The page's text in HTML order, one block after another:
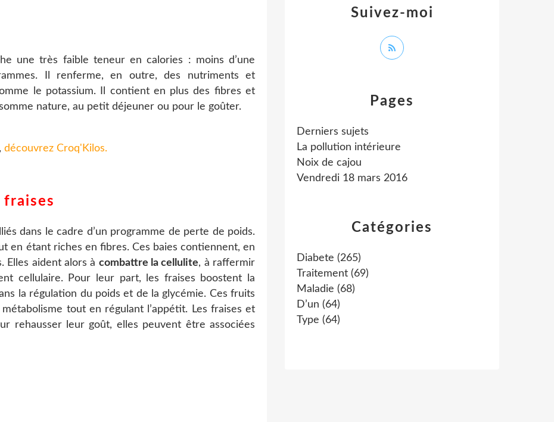
une très faible teneur en calories : moins d’une
Il renferme, en outre, des nutriments et
le potassium. Il contient en plus des fibres et
nature, au petit déjeuner ou pour le goûter.
découvrez Croq'Kilos.
fraises
dans le cadre d’un programme de perte de poids.
en étant riches en fibres. Ces baies contiennent, en
Elles aident alors à combattre la cellulite, à raffermir
cellulaire. Pour leur part, les fraises boostent la
la régulation du poids et de la glycémie. Ces fruits
tout en régulant l’appétit. Les fraises et
rehausser leur goût, elles peuvent être associées
Catégories
Diabete (265)
Traitement (69)
Maladie (68)
D’un (64)
Type (64)
Pages
Derniers sujets
La pollution intérieure
Noix de cajou
Vendredi 18 mars 2016
Suivez-moi